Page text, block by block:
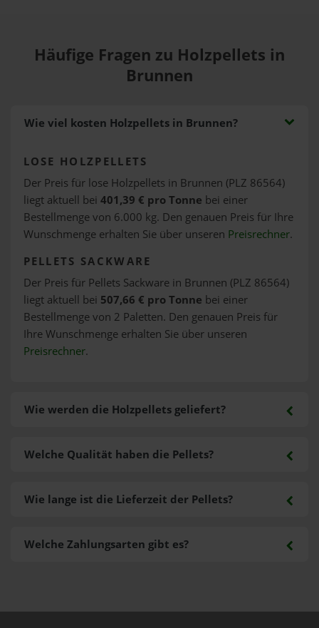
Häufige Fragen zu Holzpellets in
Brunnen
Wie viel kosten Holzpellets in Brunnen?
LOSE HOLZPELLETS
Der Preis für lose Holzpellets in Brunnen (PLZ 86564)
liegt aktuell bei 401,39 € pro Tonne bei einer
Bestellmenge von 6.000 kg. Den genauen Preis für Ihre
Wunschmenge erhalten Sie über unseren Preisrechner.
PELLETS SACKWARE
Der Preis für Pellets Sackware in Brunnen (PLZ 86564)
liegt aktuell bei 507,66 € pro Tonne bei einer
Bestellmenge von 2 Paletten. Den genauen Preis für
Ihre Wunschmenge erhalten Sie über unseren
Preisrechner.
Wie werden die Holzpellets geliefert?
Welche Zahlungsarten gibt es?
Welche Qualität haben die Pellets?
Wie lange ist die Lieferzeit der Pellets?